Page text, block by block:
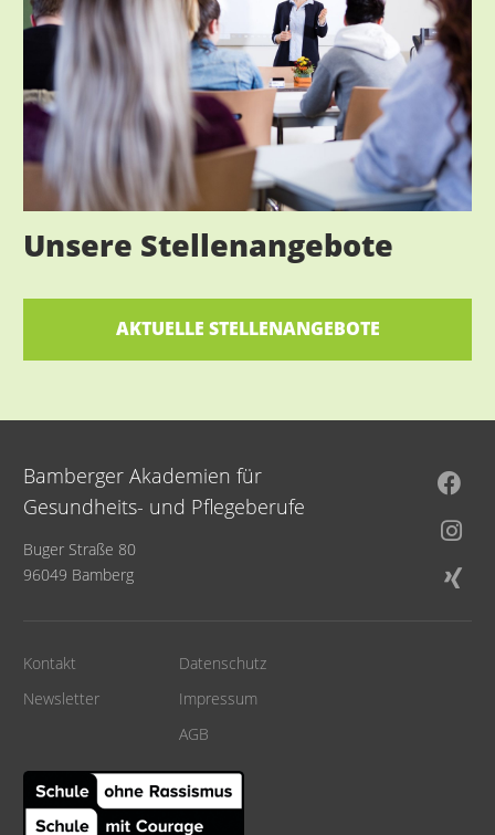
Unsere Stellenangebote
AKTUELLE STELLENANGEBOTE
Bamberger Akademien für
Gesundheits- und Pflegeberufe
Buger Straße 80
96049 Bamberg
Kontakt
Newsletter
Datenschutz
Impressum
AGB